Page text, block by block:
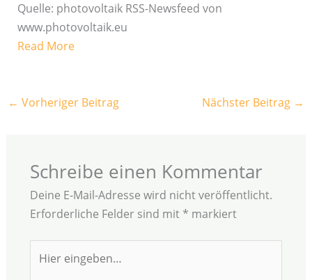
Quelle: photovoltaik RSS-Newsfeed von
www.photovoltaik.eu
Read More
← Vorheriger Beitrag Nächster Beitrag →
Schreibe einen Kommentar
Deine E-Mail-Adresse wird nicht veröffentlicht.
Erforderliche Felder sind mit * markiert
eingeben…